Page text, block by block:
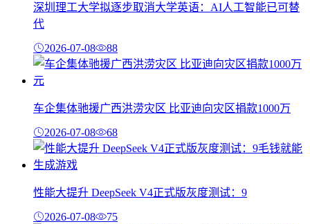
深圳理工大学拟逐步取消大学英语：AI人工智能已可替
代
2026-07-08 88
车企集体驰援广西洪涝灾区 比亚迪向灾区捐款1000万
2026-07-08 68
性能大提升 DeepSeek V4正式版灰度测试：9
2026-07-08 75